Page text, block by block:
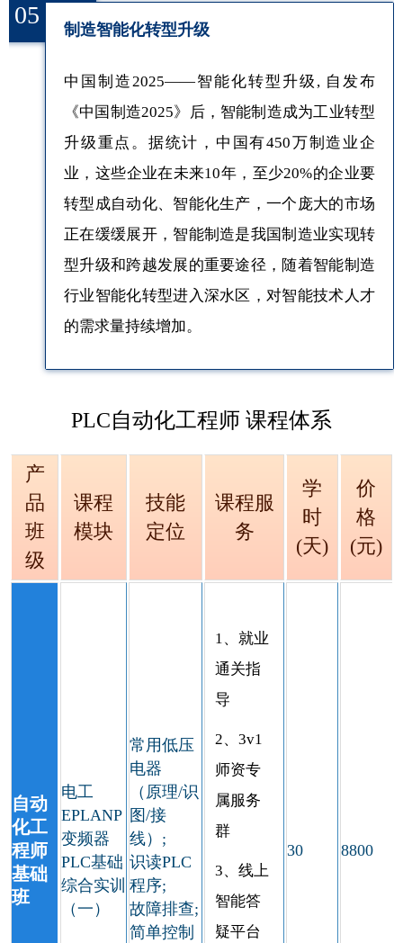
05
制造智能化转型升级
中国制造2025——智能化转型升级, 自发布
《中国制造2025》后，智能制造成为工业转型
升级重点。据统计，中国有450万制造业企
业，这些企业在未来10年，至少20%的企业要
转型成自动化、智能化生产，一个庞大的市场
正在缓缓展开，智能制造是我国制造业实现转
型升级和跨越发展的重要途径，随着智能制造
行业智能化转型进入深水区，对智能技术人才
的需求量持续增加。
PLC自动化工程师 课程体系
产
品
班
级
课程
模块
技能
定位
课程服
务
学
时
(天)
价
格
(元)
自动
化工
程师
基础
班
电工
EPLANP
变频器
PLC基础
综合实训
（一）
常用低压
电器
（原理/识
图/接
线）;
识读PLC
程序;
故障排查;
简单控制
1、就业
通关指
导
2、3v1
师资专
属服务
群
3、线上
智能答
疑平台
30 8800